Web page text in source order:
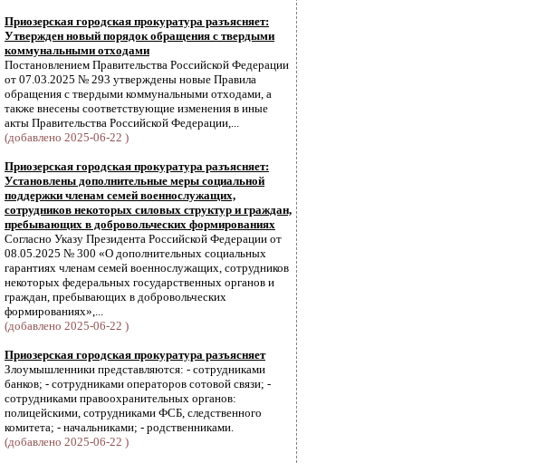
Приозерская городская прокуратура разъясняет:
Утвержден новый порядок обращения с твердыми
коммунальными отходами
Постановлением Правительства Российской Федерации
от 07.03.2025 № 293 утверждены новые Правила
обращения с твердыми коммунальными отходами, а
также внесены соответствующие изменения в иные
акты Правительства Российской Федерации,...
(добавлено 2025-06-22 )
Приозерская городская прокуратура разъясняет:
Установлены дополнительные меры социальной
поддержки членам семей военнослужащих,
сотрудников некоторых силовых структур и граждан,
пребывающих в добровольческих формированиях
Согласно Указу Президента Российской Федерации от
08.05.2025 № 300 «О дополнительных социальных
гарантиях членам семей военнослужащих, сотрудников
некоторых федеральных государственных органов и
граждан, пребывающих в добровольческих
формированиях»,...
(добавлено 2025-06-22 )
Приозерская городская прокуратура разъясняет
Злоумышленники представляются: - сотрудниками
банков; - сотрудниками операторов сотовой связи; -
сотрудниками правоохранительных органов:
полицейскими, сотрудниками ФСБ, следственного
комитета; - начальниками; - родственниками.
(добавлено 2025-06-22 )